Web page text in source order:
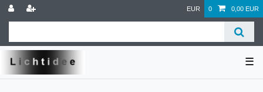
EUR 0 0,00 EUR
☰